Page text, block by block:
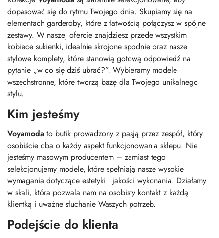
dopasować się do rytmu Twojego dnia. Skupiamy się na
elementach garderoby, które z łatwością połączysz w spójne
zestawy. W naszej ofercie znajdziesz przede wszystkim
kobiece sukienki, idealnie skrojone spodnie oraz nasze
stylowe komplety, które stanowią gotową odpowiedź na
pytanie „w co się dziś ubrać?”. Wybieramy modele
wszechstronne, które tworzą bazę dla Twojego unikalnego
stylu.
Kim jesteśmy
Voyamoda to butik prowadzony z pasją przez zespół, który
osobiście dba o każdy aspekt funkcjonowania sklepu. Nie
jesteśmy masowym producentem – zamiast tego
selekcjonujemy modele, które spełniają nasze wysokie
wymagania dotyczące estetyki i jakości wykonania. Działamy
w skali, która pozwala nam na osobisty kontakt z każdą
klientką i uważne słuchanie Waszych potrzeb.
Podejście do klienta